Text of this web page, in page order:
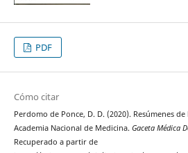
PDF
Cómo citar
Perdomo de Ponce, D. D. (2020). Resúmenes
Academia Nacional de Medicina. Gaceta Médica
Recuperado a partir de